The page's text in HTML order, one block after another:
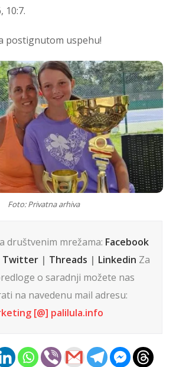
10:7.
postignutom uspehu!
Foto: Privatna arhiva
društvenim mrežama: Facebook
Twitter | Threads | Linkedin Za
o saradnji možete nas
na navedenu mail adresu:
[@] palilula.info